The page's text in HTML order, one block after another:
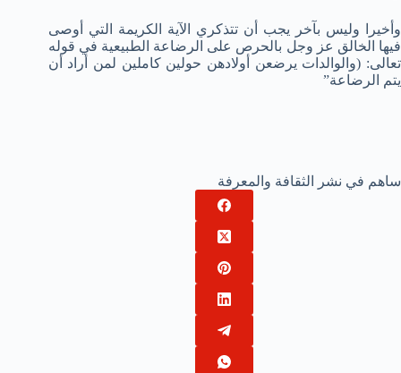
وأخيرا وليس بآخر يجب أن تتذكري الآية الكريمة التي أوصى
فيها الخالق عز وجل بالحرص على الرضاعة الطبيعية في قوله
تعالى: (والوالدات يرضعن أولادهن حولين كاملين لمن أراد أن
يتم الرضاعة”
ساهم في نشر الثقافة والمعرفة